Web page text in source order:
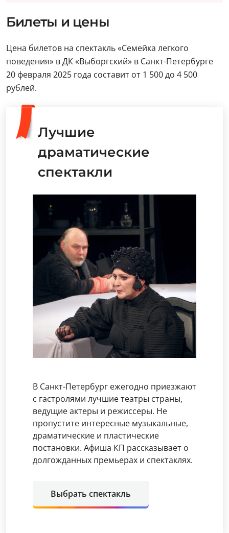
Билеты и цены
Цена билетов на спектакль «Семейка легкого
поведения» в ДК «Выборгский» в Санкт-Петербурге
20 февраля 2025 года составит от 1 500 до 4 500
рублей.
Лучшие
драматические
спектакли
В Санкт-Петербург ежегодно приезжают
с гастролями лучшие театры страны,
ведущие актеры и режиссеры. Не
пропустите интересные музыкальные,
драматические и пластические
постановки. Афиша КП рассказывает о
долгожданных премьерах и спектаклях.
Выбрать спектакль